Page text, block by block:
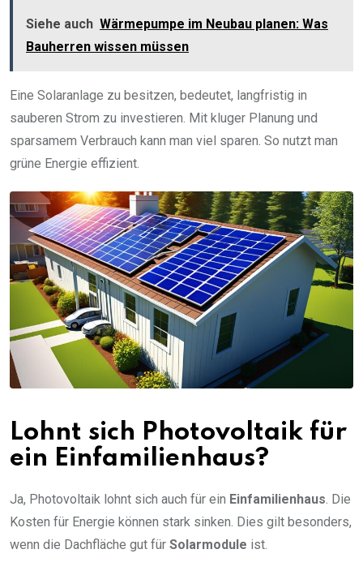
Siehe auch Wärmepumpe im Neubau planen: Was
Bauherren wissen müssen
Eine Solaranlage zu besitzen, bedeutet, langfristig in
sauberen Strom zu investieren. Mit kluger Planung und
sparsamem Verbrauch kann man viel sparen. So nutzt man
grüne Energie effizient.
Lohnt sich Photovoltaik für
ein Einfamilienhaus?
Ja, Photovoltaik lohnt sich auch für ein Einfamilienhaus. Die
Kosten für Energie können stark sinken. Dies gilt besonders,
wenn die Dachfläche gut für Solarmodule ist.